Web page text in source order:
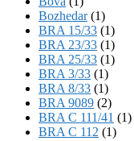
Bozhedar(1)
BRA 15/33 (1)
BRA 23/33 (1)
BRA 25/33 (1)
BRA 3/33 (1)
BRA 8/33 (1)
BRA 9089 (2)
BRA C 111/41 (1)
BRA C 112 (1)